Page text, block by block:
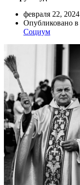
февраля 22, 2024
Опубликовано в
Социум